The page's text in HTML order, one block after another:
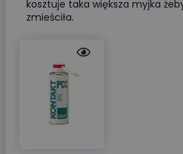
kosztuje taka większa myjka
zmieściła.